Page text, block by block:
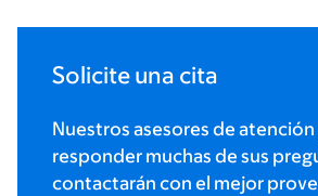
Solicite una cita
Nuestros asesores de
responder muchas de sus
contactarán con el mejor